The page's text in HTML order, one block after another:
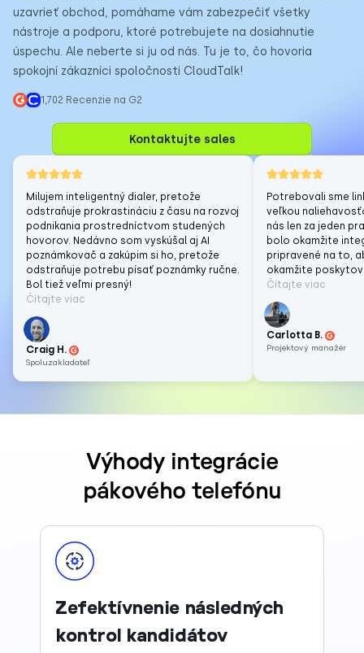
uzavrieť obchod, pomáhame vám zabezpečiť všetky
nástroje a podporu, ktoré potrebujete na dosiahnutie
úspechu. Ale neberte si ju od nás. Tu je to, čo hovoria
spokojní zákazníci spoločnosti CloudTalk!
1,702 Recenzie na G2
Kontaktujte sales
Milujem inteligentný dialer, pretože
odstraňuje prokrastináciu z času na rozvoj
podnikania prostredníctvom studených
hovorov. Nedávno som vyskúšal aj AI
poznámkovač a zakúpim si ho, pretože
odstraňuje potrebu písať poznámky ručne.
Bol tiež veľmi presný!
Čítajte viac
Craig H.
Spoluzakladateľ
Potrebovali sme
veľkou
nás len za jeden
bolo okamžite
pripravené na to,
okamžite
Čítajte viac
Carlotta B.
Projektový manažér
Výhody integrácie
pákového telefónu
Zefektívnenie následných
kontrol kandidátov